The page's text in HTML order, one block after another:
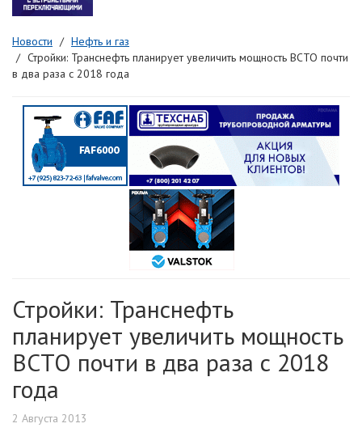
Новости
Нефть и газ
Стройки: Транснефть планирует увеличить мощность ВСТО почти
в два раза с 2018 года
Стройки: Транснефть
планирует увеличить мощность
ВСТО почти в два раза с 2018
года
2 Августа 2013